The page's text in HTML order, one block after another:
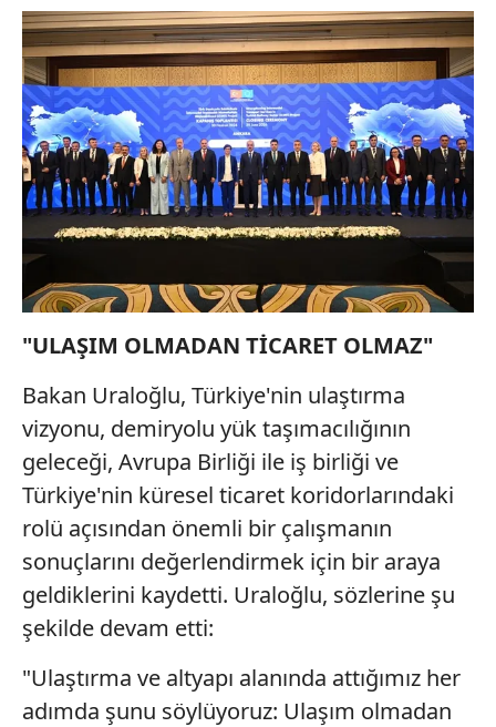
"ULAŞIM OLMADAN TİCARET OLMAZ"
Bakan Uraloğlu, Türkiye'nin ulaştırma
vizyonu, demiryolu yük taşımacılığının
geleceği, Avrupa Birliği ile iş birliği ve
Türkiye'nin küresel ticaret koridorlarındaki
rolü açısından önemli bir çalışmanın
sonuçlarını değerlendirmek için bir araya
geldiklerini kaydetti. Uraloğlu, sözlerine şu
şekilde devam etti:
"Ulaştırma ve altyapı alanında attığımız her
adımda şunu söylüyoruz: Ulaşım olmadan